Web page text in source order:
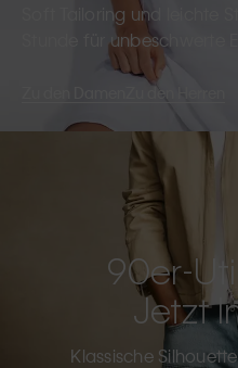
Soft Tailoring und leichte
Stunde für unbeschwerte
Zu den Herren
90er-
Jetzt
Klassische